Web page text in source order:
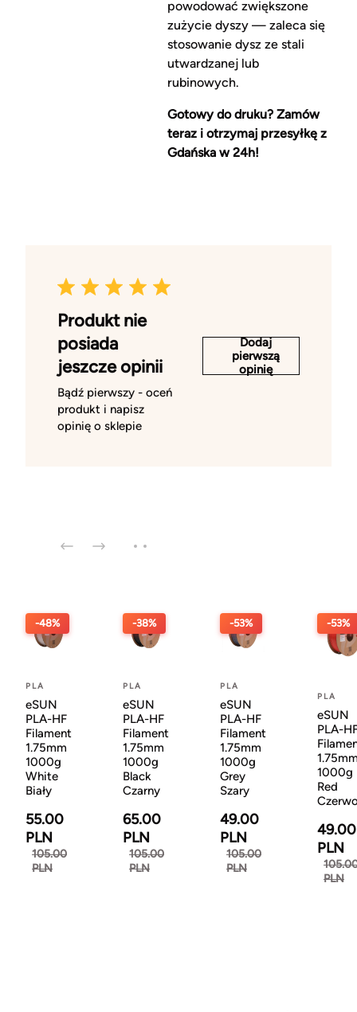
powodować zwiększone
zużycie dyszy — zaleca się
stosowanie dysz ze stali
utwardzanej lub
rubinowych.
Gotowy do druku? Zamów
teraz i otrzymaj przesyłkę z
Gdańska w 24h!
Produkt nie
posiada
jeszcze opinii
Bądź pierwszy - oceń
produkt i napisz
opinię o sklepie
Dodaj
pierwszą
opinię
-48%
PLA
eSUN
PLA-HF
Filament
1.75mm
1000g
White
Biały
55.00
PLN
105.00
PLN
-38%
PLA
eSUN
PLA-HF
Filament
1.75mm
1000g
Black
Czarny
65.00
PLN
105.00
PLN
-53%
PLA
eSUN
PLA-HF
Filament
1.75mm
1000g
Grey
Szary
49.00
PLN
105.00
PLN
-53%
PLA
eSUN
PLA-
1000g
Red
49.00
PLN
PLN